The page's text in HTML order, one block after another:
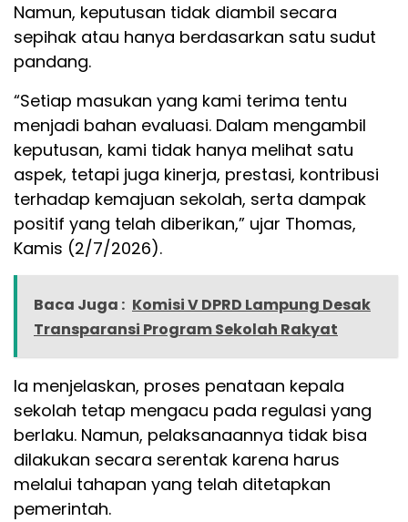
Namun, keputusan tidak diambil secara
sepihak atau hanya berdasarkan satu sudut
pandang.
“Setiap masukan yang kami terima tentu
menjadi bahan evaluasi. Dalam mengambil
keputusan, kami tidak hanya melihat satu
aspek, tetapi juga kinerja, prestasi, kontribusi
terhadap kemajuan sekolah, serta dampak
positif yang telah diberikan,” ujar Thomas,
Kamis (2/7/2026).
Baca Juga : Komisi V DPRD Lampung Desak
Transparansi Program Sekolah Rakyat
Ia menjelaskan, proses penataan kepala
sekolah tetap mengacu pada regulasi yang
berlaku. Namun, pelaksanaannya tidak bisa
dilakukan secara serentak karena harus
melalui tahapan yang telah ditetapkan
pemerintah.